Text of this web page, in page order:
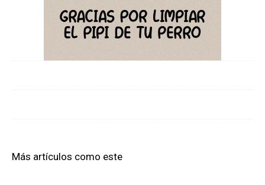
Más artículos como este